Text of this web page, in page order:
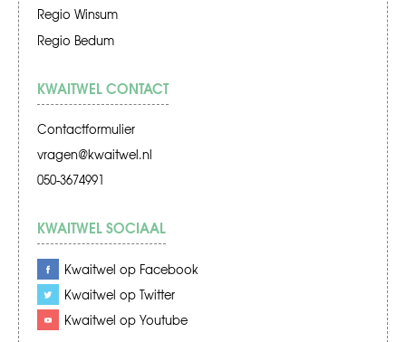
Regio Winsum
Regio Bedum
KWAITWEL CONTACT
Contactformulier
vragen@kwaitwel.nl
050-3674991
KWAITWEL SOCIAAL
Kwaitwel op Facebook
Kwaitwel op Twitter
Kwaitwel op Youtube